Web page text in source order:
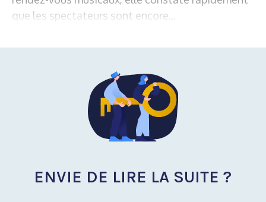
que les spectateurs sont encore...
ENVIE DE LIRE LA SUITE ?